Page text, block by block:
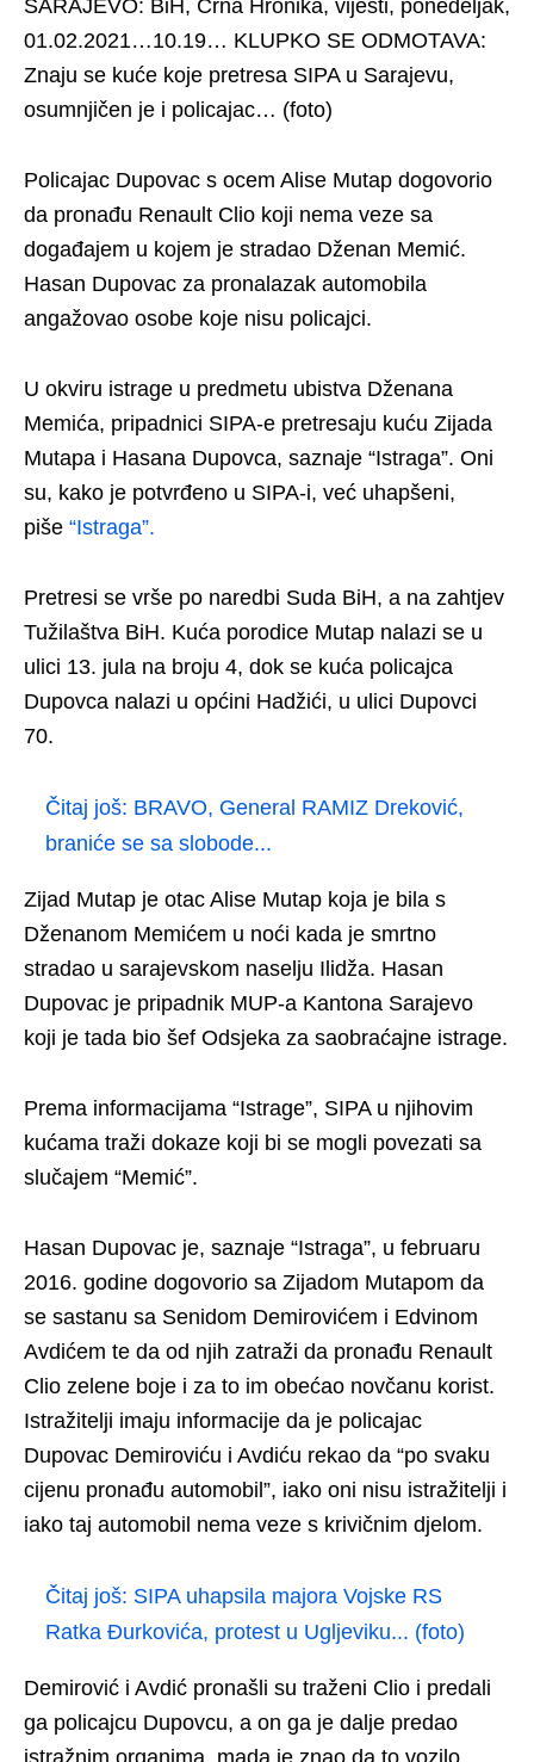
SARAJEVO: BiH, Crna Hronika, vijesti, ponedeljak,
01.02.2021…10.19… KLUPKO SE ODMOTAVA:
Znaju se kuće koje pretresa SIPA u Sarajevu,
osumnjičen je i policajac… (foto)
Policajac Dupovac s ocem Alise Mutap dogovorio
da pronađu Renault Clio koji nema veze sa
događajem u kojem je stradao Dženan Memić.
Hasan Dupovac za pronalazak automobila
angažovao osobe koje nisu policajci.
U okviru istrage u predmetu ubistva Dženana
Memića, pripadnici SIPA-e pretresaju kuću Zijada
Mutapa i Hasana Dupovca, saznaje “Istraga”. Oni
su, kako je potvrđeno u SIPA-i, već uhapšeni,
piše “Istraga”.
Pretresi se vrše po naredbi Suda BiH, a na zahtjev
Tužilaštva BiH. Kuća porodice Mutap nalazi se u
ulici 13. jula na broju 4, dok se kuća policajca
Dupovca nalazi u općini Hadžići, u ulici Dupovci
70.
Čitaj još: BRAVO, General RAMIZ Dreković,
braniće se sa slobode...
Zijad Mutap je otac Alise Mutap koja je bila s
Dženanom Memićem u noći kada je smrtno
stradao u sarajevskom naselju Ilidža. Hasan
Dupovac je pripadnik MUP-a Kantona Sarajevo
koji je tada bio šef Odsjeka za saobraćajne istrage.
Prema informacijama “Istrage”, SIPA u njihovim
kućama traži dokaze koji bi se mogli povezati sa
slučajem “Memić”.
Hasan Dupovac je, saznaje “Istraga”, u februaru
2016. godine dogovorio sa Zijadom Mutapom da
se sastanu sa Senidom Demirovićem i Edvinom
Avdićem te da od njih zatraži da pronađu Renault
Clio zelene boje i za to im obećao novčanu korist.
Istražitelji imaju informacije da je policajac
Dupovac Demiroviću i Avdiću rekao da “po svaku
cijenu pronađu automobil”, iako oni nisu istražitelji i
iako taj automobil nema veze s krivičnim djelom.
Čitaj još: SIPA uhapsila majora Vojske RS
Ratka Đurkovića, protest u Ugljeviku... (foto)
Demirović i Avdić pronašli su traženi Clio i predali
ga policajcu Dupovcu, a on ga je dalje predao
istražnim organima, mada je znao da to vozilo